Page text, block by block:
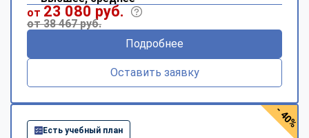
от 23 080 руб.
от 38 467 руб.
Подробнее
Оставить заявку
Есть учебный план
- 40%